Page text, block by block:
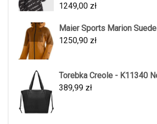
1249,00 zł
Maier Sports Marion Suede
1250,90 zł
Torebka Creole - K11340
389,99 zł